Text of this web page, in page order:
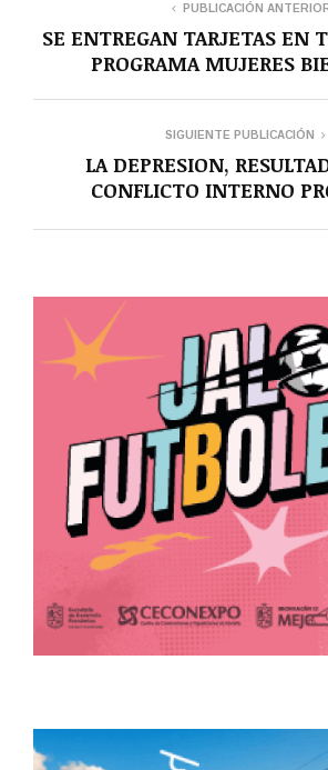
PUBLICACIÓN
SE ENTREGAN TARJETAS EN
PROGRAMA MUJERES
SIGUIENTE PUBLICACIÓN
LA DEPRESION,
CONFLICTO INTERNO